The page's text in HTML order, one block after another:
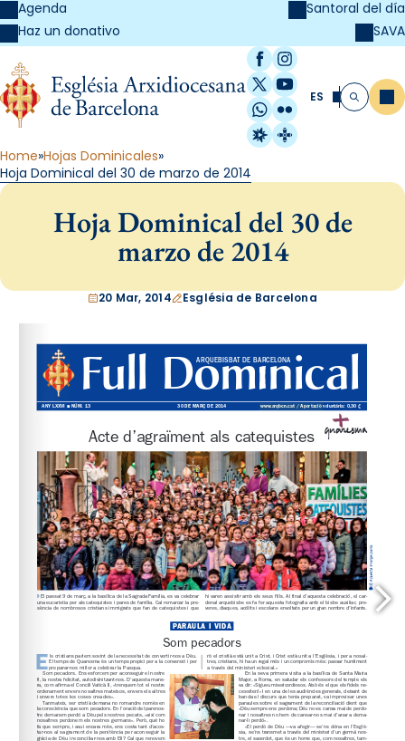
Agenda
Haz un donativo
Santoral del día
SAVA
Facebook
Instagram
X / Twitter
YouTube
WhatsApp
Flickr
Radio Estel
Catalunya
ES Buscar
Home Hojas Dominicales
Hoja Dominical del 30 de marzo de 2014
Hoja Dominical del 30 de
marzo de 2014
20 Mar, 2014 Església de Barcelona
www.arqbcn.cat / Aportació voluntària: 0,30